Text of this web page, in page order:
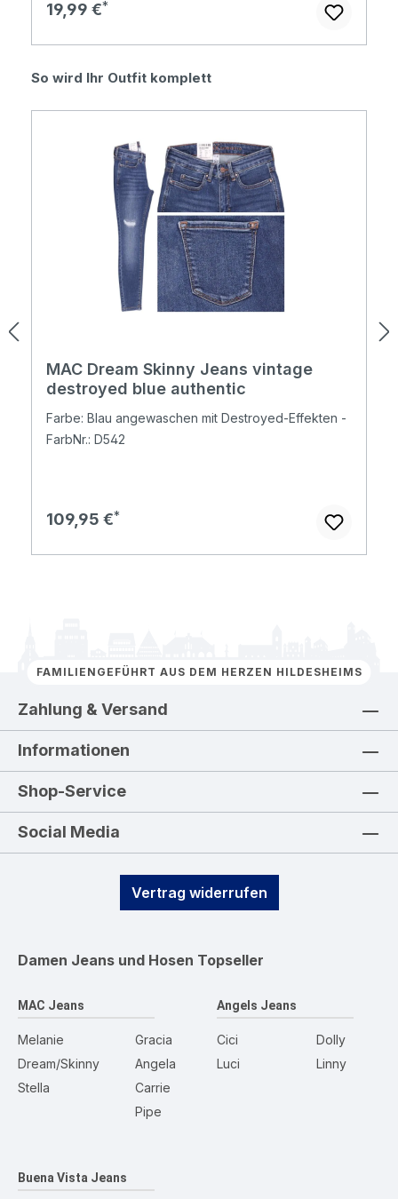
Regulärer Preis:
19,99 €
Produktgalerie überspringen
So wird Ihr Outfit komplett
MAC Dream Skinny Jeans vintage
destroyed blue authentic
Farbe: Blau angewaschen mit Destroyed-Effekten -
FarbNr.: D542
Regulärer Preis:
109,95 €
FAMILIENGEFÜHRT AUS DEM HERZEN HILDESHEIMS
Zahlung & Versand
Informationen
Shop-Service
Social Media
Vertrag widerrufen
Damen Jeans und Hosen Topseller
MAC Jeans
Melanie
Dream/Skinny
Stella
Gracia
Angela
Carrie
Pipe
Angels Jeans
Cici
Luci
Dolly
Linny
Buena Vista Jeans